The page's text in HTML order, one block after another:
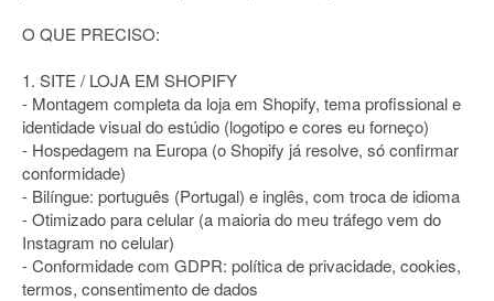
O QUE PRECISO:
1. SITE / LOJA EM SHOPIFY
- Montagem completa da loja em Shopify, tema profissional e
identidade visual do estúdio (logotipo e cores eu forneço)
- Hospedagem na Europa (o Shopify já resolve, só confirmar
conformidade)
- Bilíngue: português (Portugal) e inglês, com troca de idioma
- Otimizado para celular (a maioria do meu tráfego vem do
Instagram no celular)
- Conformidade com GDPR: política de privacidade, cookies,
termos, consentimento de dados